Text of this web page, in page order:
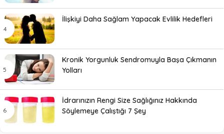
İlişkiyi Daha Sağlam Yapacak Evlilik Hedefleri
Kronik Yorgunluk Sendromuyla Başa Çıkmanın
Yolları
İdrarınızın Rengi Size Sağlığınız Hakkında
Söylemeye Çalıştığı 7 Şey